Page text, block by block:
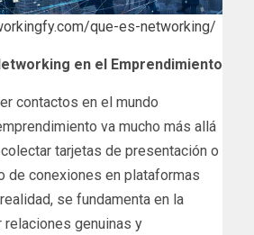
que-es-networking/
en el Emprendimiento
contactos en el mundo
va mucho más allá
tarjetas de presentación o
de conexiones en plataformas
se fundamenta en la
relaciones genuinas y